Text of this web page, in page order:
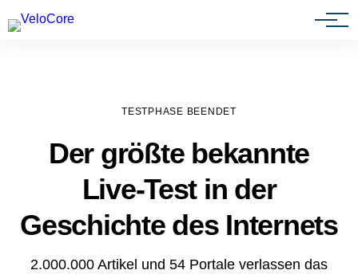
Agenturen & Webdesigner
TESTPHASE BEENDET
Der größte bekannte
Live-Test in der
Geschichte des Internets
2.000.000 Artikel und 54 Portale verlassen das